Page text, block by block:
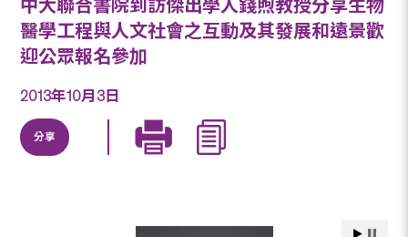
中大聯合書院到訪傑出學人錢煦教授分享生物
醫學工程與人文社會之互動及其發展和遠景歡
迎公眾報名參加
2013年10月3日
分享